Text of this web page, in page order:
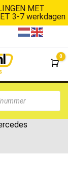
MET
3-7 werkdagen
De
0